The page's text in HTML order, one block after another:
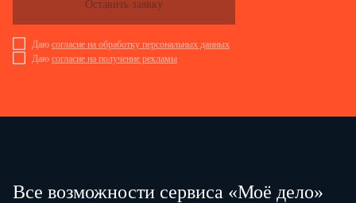
Даю согласие на обработку персональных данных
Даю согласие на получение рекламы
Оставить заявку
Все возможности сервиса «Моё дело»